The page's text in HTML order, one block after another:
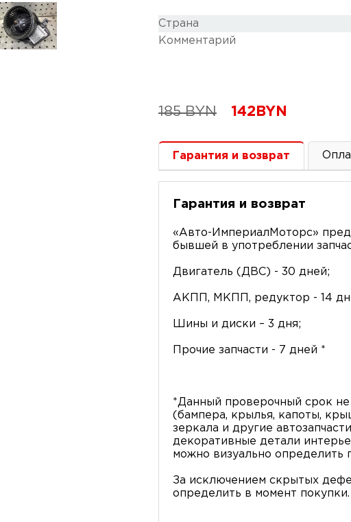
Cтрана
Комментарий
185BYN 142 BYN
Гарантия и возврат
Гарантия и возврат
«Авто-ИмпериалМоторс»
бывшей в употреблении
Двигатель (ДВС) - 30 дней;
АКПП, МКПП, редуктор - 14
Шины и диски – 3 дня;
Прочие запчасти - 7 дней *
*Данный проверочный срок не
(бампера, крылья, капоты,
зеркала и другие
декоративные детали
можно визуально определить
За исключением скрытых
определить в момент покупки.